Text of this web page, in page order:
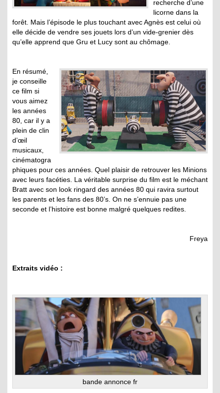
recherche d’une
licorne dans la
forêt. Mais l’épisode le plus touchant avec Agnès est celui où
elle décide de vendre ses jouets lors d’un vide-grenier dès
qu’elle apprend que Gru et Lucy sont au chômage.
En résumé,
je conseille
ce film si
vous aimez
les années
80, car il y a
plein de clin
d’œil
musicaux,
cinématogra
phiques pour ces années. Quel plaisir de retrouver les Minions
avec leurs facéties. La véritable surprise du film est le méchant
Bratt avec son look ringard des années 80 qui ravira surtout
les parents et les fans des 80’s. On ne s’ennuie pas une
seconde et l’histoire est bonne malgré quelques redites.
Freya
Extraits vidéo :
bande annonce fr